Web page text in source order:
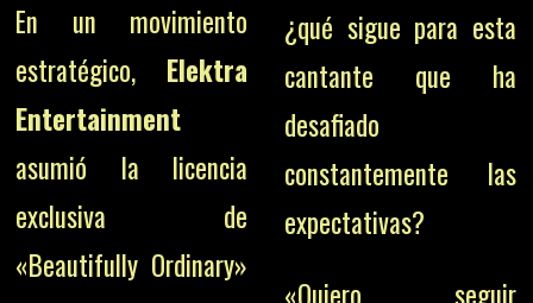
En un movimiento
estratégico, Elektra
Entertainment
asumió la licencia
exclusiva de
«Beautifully Ordinary»
¿qué sigue para esta
cantante que ha
desafiado
constantemente las
expectativas?
«Quiero seguir